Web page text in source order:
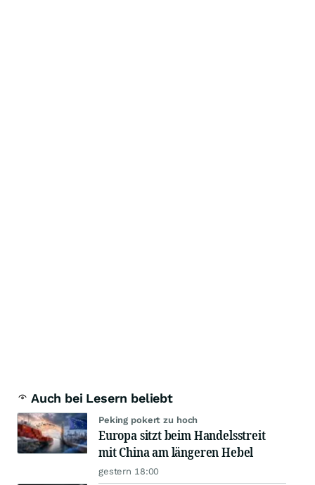
Auch bei Lesern beliebt
Peking pokert zu hoch
Europa sitzt beim Handelsstreit
mit China am längeren Hebel
gestern 18:00